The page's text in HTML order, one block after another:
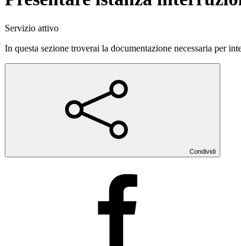
Servizio attivo
In questa sezione troverai la documentazione necessaria per
Condividi